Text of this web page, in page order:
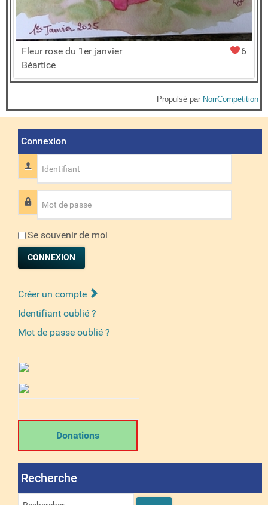
6
Fleur rose du 1er janvier
Béartice
Propulsé par NorrCompetition
Connexion
Identifiant
Mot de passe
Se souvenir de moi
CONNEXION
Créer un compte
Identifiant oublié ?
Mot de passe oublié ?
Donations
Recherche